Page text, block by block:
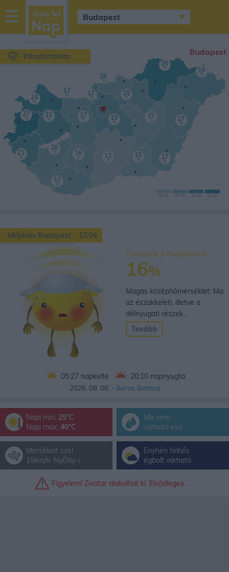
sussfelnap.hu
időjárás
Páratartalom
•
Budapest
17
%
19
% 17
%
18
%
24
%
16
% 13
%
25
% 19
%
17
%
16
%
15
%
17
%
16
%
15
%
27
%
17
% 17
%
21
%
21
%
13 17 -20 21 -24 25- 27
Időjárás Budapest
12:04
Csütörtök // Augusztus 6.
16%
Magas középhőmérséklet: Ma
az északkeleti, illetve a
délnyugati részek...
Tovább
05:27 napkelte 20:10 napnyugta
2026. 08. 06. - Berta Bettina
Napi min: 25°C
Napi max: 40°C
Ma nem
várható eső
Mérsékelt szél
15km/h, NyÉNy-i
Enyhén felhős
égbolt várható
Figyelem! Zivatar alakulhat ki. Elsődleges...